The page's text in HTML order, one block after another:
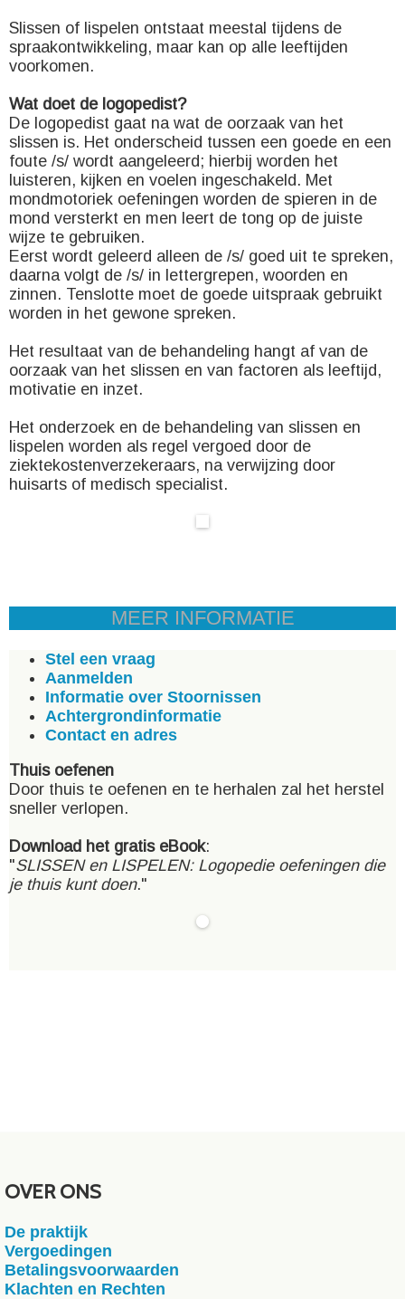
Slissen of lispelen ontstaat meestal tijdens de
spraakontwikkeling, maar kan op alle leeftijden
voorkomen.
Wat doet de logopedist?
De logopedist gaat na wat de oorzaak van het
slissen is. Het onderscheid tussen een goede en een
foute /s/ wordt aangeleerd; hierbij worden het
luisteren, kijken en voelen ingeschakeld. Met
mondmotoriek oefeningen worden de spieren in de
mond versterkt en men leert de tong op de juiste
wijze te gebruiken.
Eerst wordt geleerd alleen de /s/ goed uit te spreken,
daarna volgt de /s/ in lettergrepen, woorden en
zinnen. Tenslotte moet de goede uitspraak gebruikt
worden in het gewone spreken.
Het resultaat van de behandeling hangt af van de
oorzaak van het slissen en van factoren als leeftijd,
motivatie en inzet.
Het onderzoek en de behandeling van slissen en
lispelen worden als regel vergoed door de
ziektekostenverzekeraars, na verwijzing door
huisarts of medisch specialist.
MEER INFORMATIE
Stel een vraag
Aanmelden
Informatie over Stoornissen
Achtergrondinformatie
Contact en adres
Thuis oefenen
Door thuis te oefenen en te herhalen zal het herstel
sneller verlopen.
Download het gratis eBook:
"SLISSEN en LISPELEN: Logopedie oefeningen die
je thuis kunt doen."
OVER ONS
De praktijk
Vergoedingen
Betalingsvoorwaarden
Klachten en Rechten